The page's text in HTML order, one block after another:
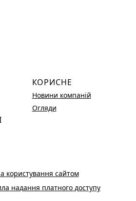
КОРИСНЕ
Новини компаній
Огляди
користування сайтом
надання платного доступу